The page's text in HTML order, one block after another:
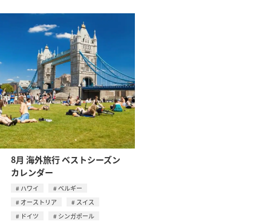
8月 海外旅行 ベストシーズン
カレンダー
ハワイ
ベルギー
オーストリア
スイス
ドイツ
シンガポール